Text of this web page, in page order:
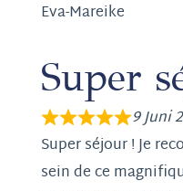
Eva-Mareike
Super
9 Juni
Super séjour ! Je
sein de ce